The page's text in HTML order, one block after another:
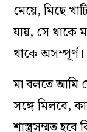
মেয়ে, মিছে
যায়, সে থাকে
থাকে অসম্পূর্ণ।
মা বলতে আমি
সঙ্গে মিলবে,
শাস্ত্রসম্মত